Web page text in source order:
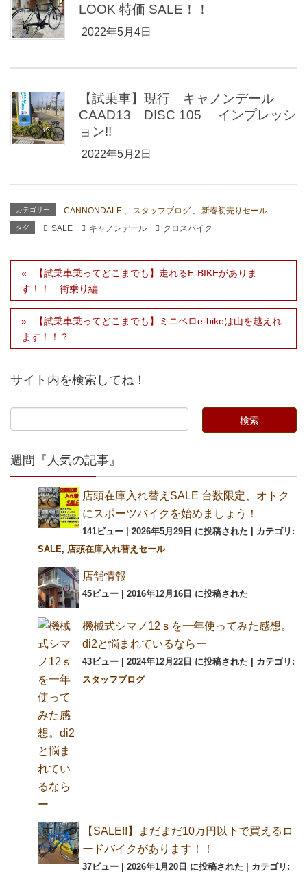
LOOK 特価 SALE！！
2022年5月4日
【試乗車】現行 キャノンデール
CAAD13 DISC 105 インプレッシ
ョン!!
2022年5月2日
カテゴリー CANNONDALE 、 スタッフブログ 、 新春初売りセール
タグ SALE キャノンデール クロスバイク
【試乗車乗ってどこまでも】走れるE-BIKEがありま
す！！ 街乗り編
【試乗車乗ってどこまでも】ミニベロe-bikeは山を越えれ
ます！！？
サイト内を検索してね！
週間『人気の記事』
店頭在庫入れ替えSALE 台数限定、オトク
にスポーツバイクを始めましょう！
141ビュー 2026年5月29日 に投稿された
カテゴリ:
SALE, 店頭在庫入れ替えセール
店舗情報
45ビュー 2016年12月16日 に投稿された
機械式シマノ12ｓを一年使ってみた感想。
di2と悩まれているならー
43ビュー 2024年12月22日 に投稿された
カテゴリ:
スタッフブログ
【SALE!!】まだまだ10万円以下で買えるロ
ードバイクがあります！！
37ビュー | 2026年1月20日 に投稿された | カテゴリ: